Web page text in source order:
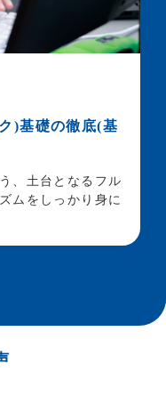
)基礎の徹底(基
、土台となるフル
ムをしっかり身に